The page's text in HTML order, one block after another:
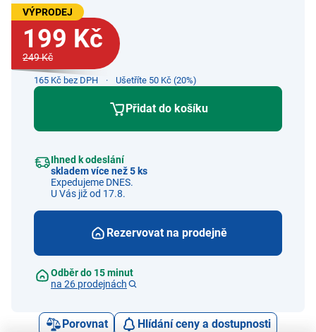
VÝPRODEJ
199 Kč
249 Kč
165 Kč bez DPH Ušetříte 50 Kč (20%)
Přidat do košíku
Ihned k odeslání
skladem více než 5 ks
Expedujeme DNES.
U Vás již od 17.8.
Rezervovat na prodejně
Odběr do 15 minut
na 26 prodejnách
Porovnat Hlídání ceny a dostupnosti